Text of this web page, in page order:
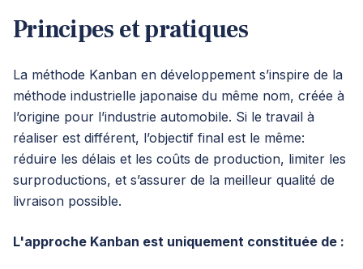
Principes et pratiques
La méthode Kanban en développement s’inspire de la
méthode industrielle japonaise du même nom, créée à
l’origine pour l’industrie automobile. Si le travail à
réaliser est différent, l’objectif final est le même:
réduire les délais et les coûts de production, limiter les
surproductions, et s’assurer de la meilleur qualité de
livraison possible.
L'approche Kanban est uniquement constituée de :